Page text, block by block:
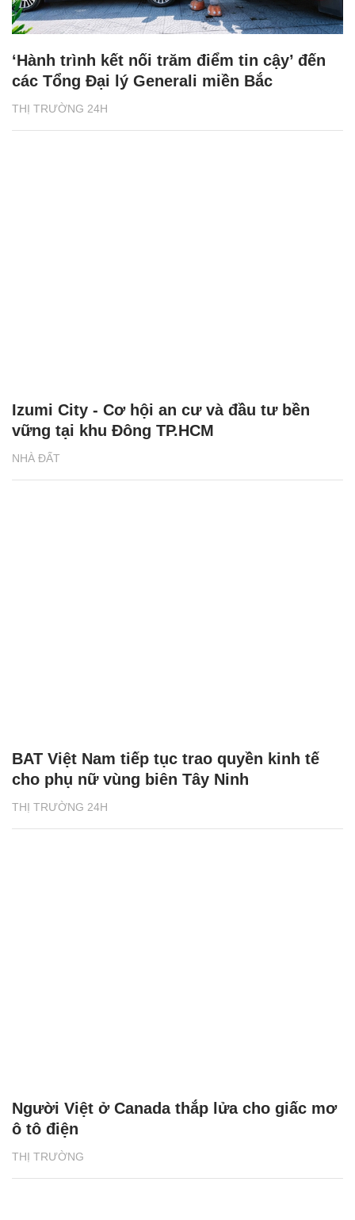
THỊ TRƯỜNG 24H
‘Hành trình kết nối trăm điểm tin cậy’ đến
các Tổng Đại lý Generali miền Bắc
NHÀ ĐẤT
Izumi City - Cơ hội an cư và đầu tư bền
vững tại khu Đông TP.HCM
THỊ TRƯỜNG 24H
BAT Việt Nam tiếp tục trao quyền kinh tế
cho phụ nữ vùng biên Tây Ninh
THỊ TRƯỜNG
Người Việt ở Canada thắp lửa cho giấc mơ
ô tô điện